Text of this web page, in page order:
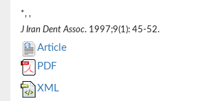
*, ,
J Iran Dent Assoc. 1997;9(1): 45-52.
Article
PDF
XML